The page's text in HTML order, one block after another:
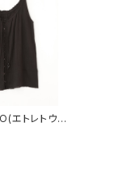
エトレトウキ
ープンタン